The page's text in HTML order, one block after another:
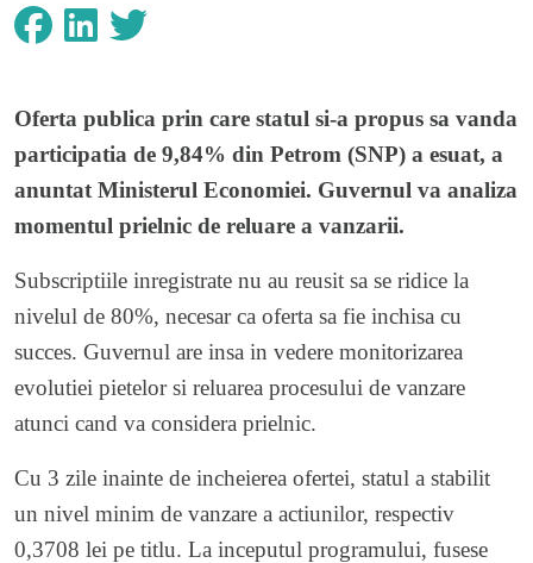
Oferta publica prin care statul si-a propus sa vanda
participatia de 9,84% din Petrom (SNP) a esuat, a
anuntat Ministerul Economiei. Guvernul va analiza
momentul prielnic de reluare a vanzarii.
Subscriptiile inregistrate nu au reusit sa se ridice la
nivelul de 80%, necesar ca oferta sa fie inchisa cu
succes. Guvernul are insa in vedere monitorizarea
evolutiei pietelor si reluarea procesului de vanzare
atunci cand va considera prielnic.
Cu 3 zile inainte de incheierea ofertei, statul a stabilit
un nivel minim de vanzare a actiunilor, respectiv
0,3708 lei pe titlu. La inceputul programului, fusese